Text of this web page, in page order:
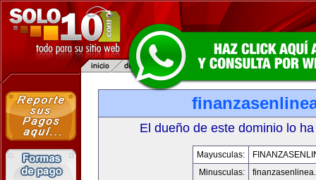
El dueño de este dominio lo
Mayusculas:
Minusculas: